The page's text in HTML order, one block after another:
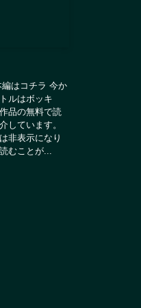
はコチラ 今か
ルはボッキ
品の無料で読
しています。
非表示になり
むことが...